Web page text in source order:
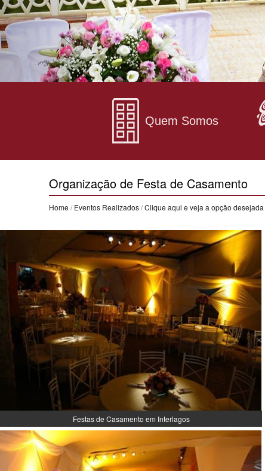
Quem Somos
Organização de Festa de Casamento
Home /Eventos Realizados/Clique aqui e veja a opção desejada
Festas de Casamento em Interlagos